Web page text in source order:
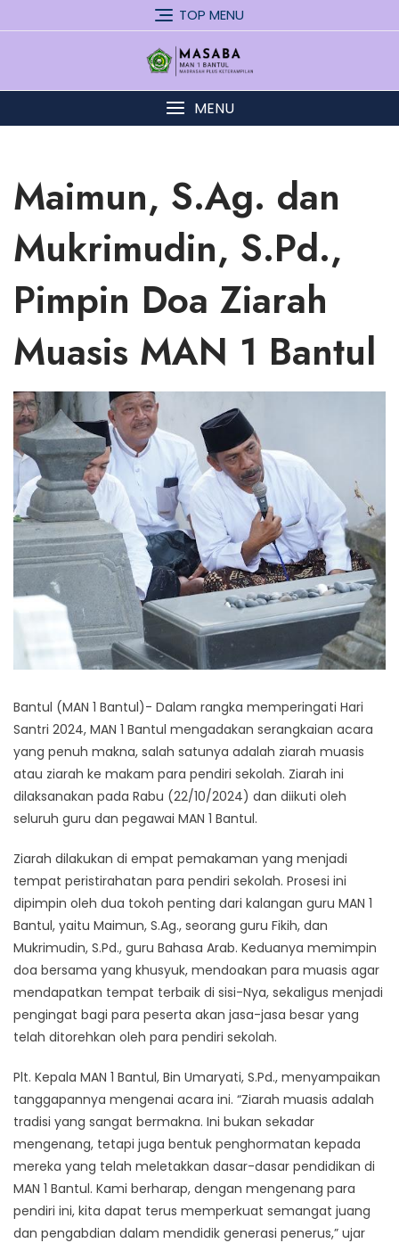
to
TOP MENU
MENU
Maimun, S.Ag. dan
Mukrimudin, S.Pd.,
Pimpin Doa Ziarah
Muasis MAN 1 Bantul
Bantul (MAN 1 Bantul)- Dalam rangka memperingati Hari
Santri 2024, MAN 1 Bantul mengadakan serangkaian acara
yang penuh makna, salah satunya adalah ziarah muasis
atau ziarah ke makam para pendiri sekolah. Ziarah ini
dilaksanakan pada Rabu (22/10/2024) dan diikuti oleh
seluruh guru dan pegawai MAN 1 Bantul.
Ziarah dilakukan di empat pemakaman yang menjadi
tempat peristirahatan para pendiri sekolah. Prosesi ini
dipimpin oleh dua tokoh penting dari kalangan guru MAN 1
Bantul, yaitu Maimun, S.Ag., seorang guru Fikih, dan
Mukrimudin, S.Pd., guru Bahasa Arab. Keduanya memimpin
doa bersama yang khusyuk, mendoakan para muasis agar
mendapatkan tempat terbaik di sisi-Nya, sekaligus menjadi
pengingat bagi para peserta akan jasa-jasa besar yang
telah ditorehkan oleh para pendiri sekolah.
Plt. Kepala MAN 1 Bantul, Bin Umaryati, S.Pd., menyampaikan
tanggapannya mengenai acara ini. “Ziarah muasis adalah
tradisi yang sangat bermakna. Ini bukan sekadar
mengenang, tetapi juga bentuk penghormatan kepada
mereka yang telah meletakkan dasar-dasar pendidikan di
MAN 1 Bantul. Kami berharap, dengan mengenang para
pendiri ini, kita dapat terus memperkuat semangat juang
dan pengabdian dalam mendidik generasi penerus,” ujar